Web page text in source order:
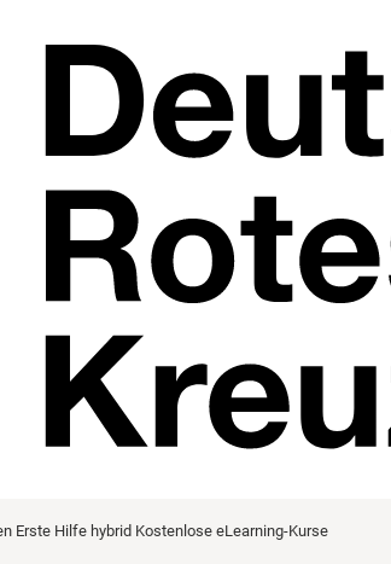
Erste Hilfe hybrid Kostenlose eLearning-Kurse